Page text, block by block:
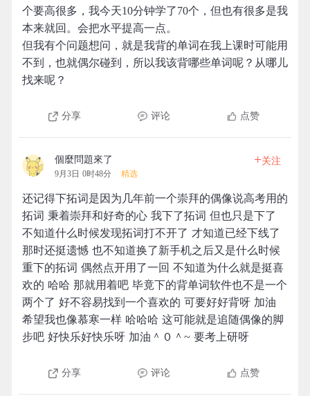
个要高很多，我今天10分钟学了70个，但也有很多是我
本来就回。会把水平提高一点。
但我有个问题想问，就是我背的单词在我上课时可能用
不到，也就偶尔碰到，所以我该背哪些单词呢？从哪儿
找来呢？
分享 评论 点赞
個麼問題來了
9月3日 0时48分 精选
+关注
还记得下拓词是因为几年前一个崇拜的偶像说高考用的
拓词 秉着崇拜和好奇的心 我下了拓词 但也只是下了
不知道什么时候发现拓词打不开了 才知道已经下线了
那时还挺遗憾 也不知道换了新手机之后又是什么时候
重下的拓词 偶然点开用了一回 不知道为什么就是挺喜
欢的 哈哈 那就用着吧 毕竟下的背单词软件也不是一个
两个了 好不容易找到一个喜欢的 可要好好背呀 加油
希望我也像慕寒一样 哈哈哈 这可能就是追随偶像的脚
步吧 好快乐好快乐呀 加油＾０＾~ 要考上研呀
分享 评论 点赞